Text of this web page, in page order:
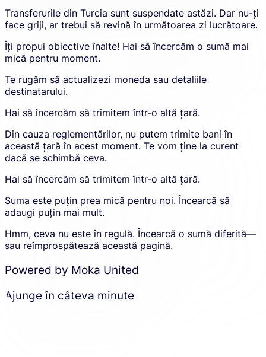
to
an
in
an
account
and
proceed
in
a
new
Transferurile din Turcia sunt suspendate astăzi. Dar nu-ți
face griji, ar trebui să revină în următoarea zi lucrătoare.
Îți propui obiective înalte! Hai să încercăm o sumă mai
mică pentru moment.
Te rugăm să actualizezi moneda sau detaliile
destinatarului.
Hai să încercăm să trimitem într-o altă țară.
Din cauza reglementărilor, nu putem trimite bani în
această țară în acest moment. Te vom ține la curent
dacă se schimbă ceva.
Hai să încercăm să trimitem într-o altă țară.
Suma este puțin prea mică pentru noi. Încearcă să
adaugi puțin mai mult.
Hmm, ceva nu este în regulă. Încearcă o sumă diferită—
sau reîmprospătează această pagină.
Powered by Moka United
Ajunge în câteva minute